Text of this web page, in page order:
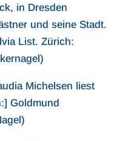
in Dresden
und seine Stadt.
List. Zürich:
Michelsen liest
Goldmund